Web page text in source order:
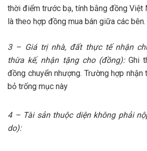
thời điểm trước bạ, tính bằng đồng Việt
là theo hợp đồng mua bán giữa các bên.
3 – Giá trị nhà, đất thực tế nhận
thừa kế, nhận tặng cho (đồng):Ghi
đồng chuyển nhượng. Trường hợp nhận
bỏ trống mục này
4 – Tài sản thuộc diện không phải
do):